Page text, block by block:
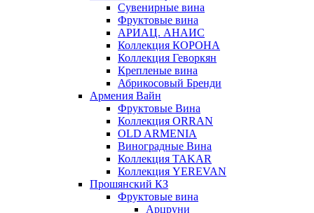
Сувенирные вина
Фруктовые вина
АРИАЦ. АНАИС
Коллекция КОРОНА
Коллекция Геворкян
Крепленые вина
Абрикосовый Бренди
Армения Вайн
Фруктовые Вина
Коллекция ORRAN
OLD ARMENIA
Виноградные Вина
Коллекция TAKAR
Коллекция YEREVAN
Прошянский КЗ
Фруктовые вина
Арцруни